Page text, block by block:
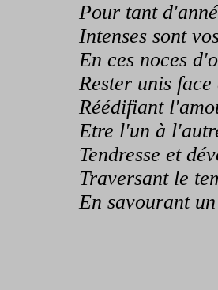
Pour tant
Intenses sont
En ces noces
Rester unis face
Réédifiant
Etre l'un à
Tendresse et
Traversant le
En savourant un